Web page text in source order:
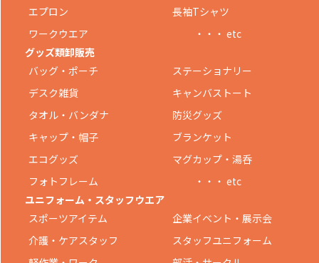
エプロン
長袖Tシャツ
ワークウエア
・・・ etc
グッズ類卸販売
バッグ・ポーチ
ステーショナリー
デスク雑貨
キャンバストート
タオル・バンダナ
防災グッズ
キャップ・帽子
ブランケット
エコグッズ
マグカップ・湯呑
フォトフレーム
・・・ etc
ユニフォーム・スタッフウエア
スポーツアイテム
企業イベント・展示会
介護・ケアスタッフ
スタッフユニフォーム